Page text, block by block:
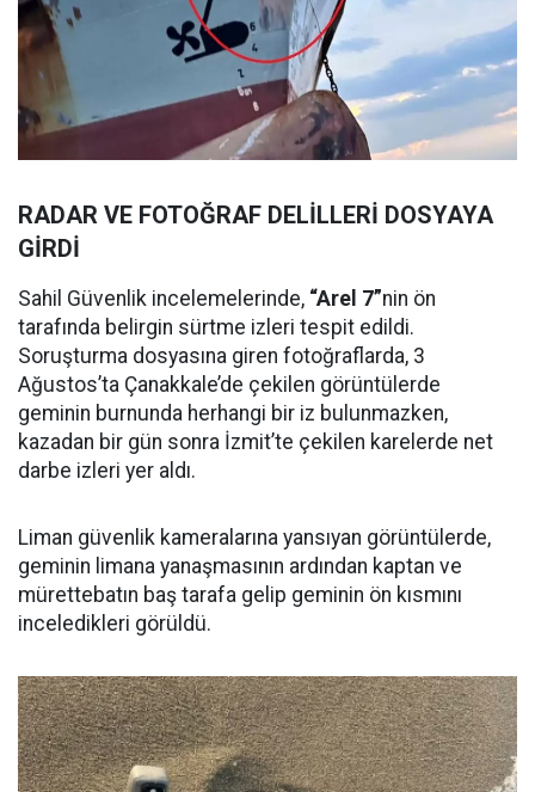
RADAR VE FOTOĞRAF DELİLLERİ DOSYAYA
GİRDİ
Sahil Güvenlik incelemelerinde, “Arel 7”nin ön
tarafında belirgin sürtme izleri tespit edildi.
Soruşturma dosyasına giren fotoğraflarda, 3
Ağustos’ta Çanakkale’de çekilen görüntülerde
geminin burnunda herhangi bir iz bulunmazken,
kazadan bir gün sonra İzmit’te çekilen karelerde net
darbe izleri yer aldı.
Liman güvenlik kameralarına yansıyan görüntülerde,
geminin limana yanaşmasının ardından kaptan ve
mürettebatın baş tarafa gelip geminin ön kısmını
inceledikleri görüldü.